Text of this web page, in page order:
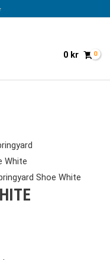
0 kr
Shoe White